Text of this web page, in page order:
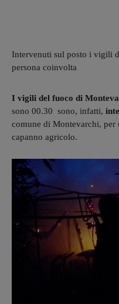
Intervenuti sul posto i vigili
persona coinvolta
I vigili del fuoco di
sono 00.30 sono, infatti,
comune di Montevarchi,
capanno agricolo.